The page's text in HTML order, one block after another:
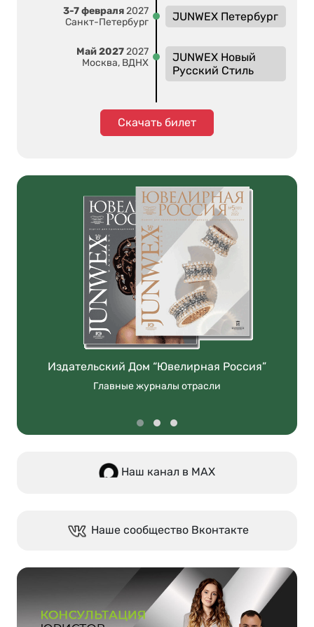
3-7 февраля2027
Санкт-Петербург
JUNWEX Петербург
Май 20272027
Москва, ВДНХ
JUNWEX Новый
Русский Стиль
Скачать билет
Издательский Дом “Ювелирная Россия”
Главные журналы отрасли
Наш канал в МАХ
Наше сообщество Вконтакте